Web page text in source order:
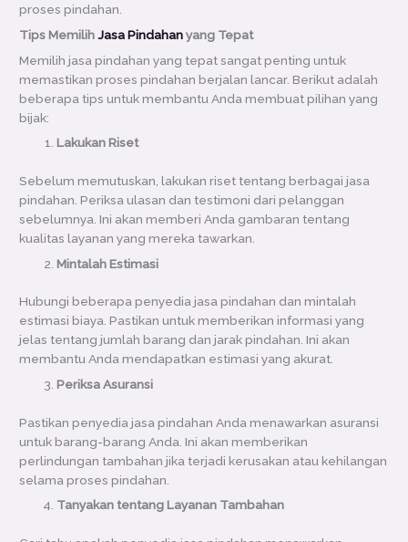
proses pindahan.
Tips MemilihJasa Pindahanyang Tepat
Memilih jasa pindahan yang tepat sangat penting untuk
memastikan proses pindahan berjalan lancar. Berikut adalah
beberapa tips untuk membantu Anda membuat pilihan yang
bijak:
Lakukan Riset
Sebelum memutuskan, lakukan riset tentang berbagai jasa
pindahan. Periksa ulasan dan testimoni dari pelanggan
sebelumnya. Ini akan memberi Anda gambaran tentang
kualitas layanan yang mereka tawarkan.
Mintalah Estimasi
Hubungi beberapa penyedia jasa pindahan dan mintalah
estimasi biaya. Pastikan untuk memberikan informasi yang
jelas tentang jumlah barang dan jarak pindahan. Ini akan
membantu Anda mendapatkan estimasi yang akurat.
Periksa Asuransi
Pastikan penyedia jasa pindahan Anda menawarkan asuransi
untuk barang-barang Anda. Ini akan memberikan
perlindungan tambahan jika terjadi kerusakan atau kehilangan
selama proses pindahan.
Tanyakan tentang Layanan Tambahan